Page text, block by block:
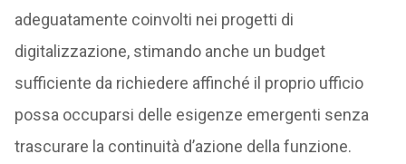
adeguatamente coinvolti nei progetti di
digitalizzazione, stimando anche un budget
sufficiente da richiedere affinché il proprio ufficio
possa occuparsi delle esigenze emergenti senza
trascurare la continuità d’azione della funzione.